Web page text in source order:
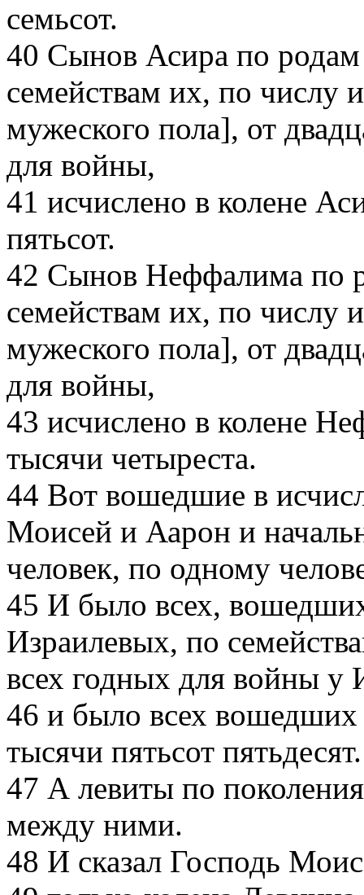
семьсот.
40 Сынов Асира по
семействам их, по числу
мужеского пола], от
для войны,
41 исчислено в колене
пятьсот.
42 Сынов Неффалима по
семействам их, по числу
мужеского пола], от
для войны,
43 исчислено в колене
тысячи четыреста.
44 Вот вошедшие в
Моисей и Аарон и
человек, по одному
45 И было всех,
Израилевых, по
всех годных для войны у
46 и было всех вошедших
тысячи пятьсот
47 А левиты по
между ними.
48 И сказал Господь